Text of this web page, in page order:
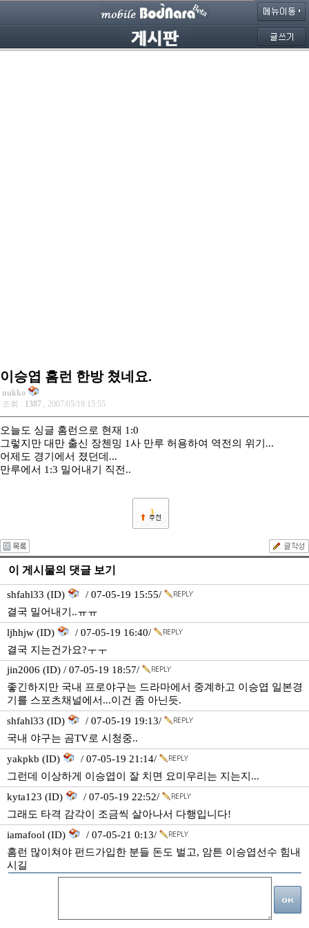
이승엽 홈런 한방 쳤네요.
nukko
조회 : 1387 , 2007/05/19 15:55
오늘도 싱글 홈런으로 현재 1:0
그렇지만 대만 출신 장첸밍 1사 만루 허용하여 역전의 위기...
어제도 경기에서 졌던데...
만루에서 1:3 밀어내기 직전..
3
이 게시물의 댓글 보기
shfahl33 (ID)
/ 07-05-19 15:55/
결국 밀어내기..ㅠㅠ
ljhhjw (ID)
/ 07-05-19 16:40/
결국 지는건가요?ㅜㅜ
jin2006 (ID) / 07-05-19 18:57/
좋긴하지만 국내 프로야구는 드라마에서 중계하고 이승엽 일본경
기를 스포츠채널에서...이건 좀 아닌듯.
shfahl33 (ID)
/ 07-05-19 19:13/
국내 야구는 곰TV로 시청중..
yakpkb (ID)
/ 07-05-19 21:14/
그런데 이상하게 이승엽이 잘 치면 요미우리는 지는지...
kyta123 (ID)
/ 07-05-19 22:52/
그래도 타격 감각이 조금씩 살아나서 다행입니다!
iamafool (ID)
/ 07-05-21 0:13/
홈런 많이쳐야 펀드가입한 분들 돈도 벌고, 암튼 이승엽선수 힘내
시길